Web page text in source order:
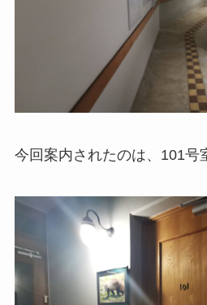
今回案内されたのは、101号